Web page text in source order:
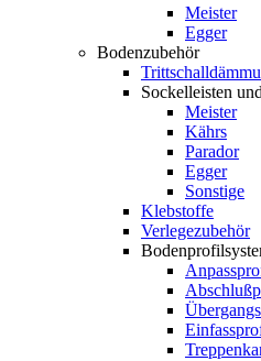
Meister
Egger
Bodenzubehör
Sockelleisten
Meister
Kährs
Parador
Egger
Sonstige
Klebstoffe
Verlegezubehör